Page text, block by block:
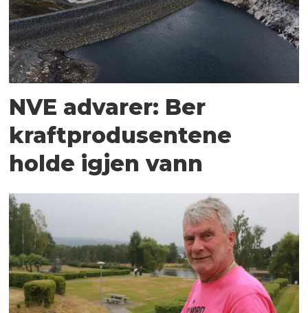
NVE advarer: Ber
kraftprodusentene
holde igjen vann